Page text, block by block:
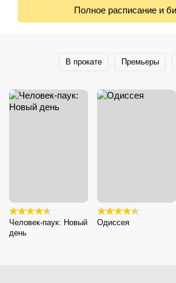
Полное расписание и
В прокате Премьеры
Человек-паук: Новый
день
Одиссея